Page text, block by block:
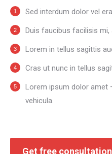
Sed interdum dolor vel
Duis faucibus facilisis mi,
Lorem in tellus sagittis
Cras ut nunc in tellus
Lorem ipsum dolor amet
vehicula.
Get free consultation